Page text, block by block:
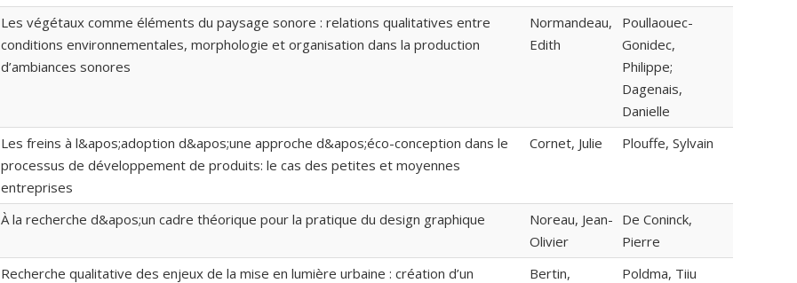
Les végétaux comme éléments du paysage sonore : relations qualitatives entre
conditions environnementales, morphologie et organisation dans la production
d’ambiances sonores
Normandeau,
Edith
Poullaouec-
Gonidec,
Philippe;
Dagenais,
Danielle
Les freins à l&apos;adoption d&apos;une approche d&apos;éco-conception dans le
processus de développement de produits: le cas des petites et moyennes
entreprises
Cornet, Julie Plouffe, Sylvain
À la recherche d&apos;un cadre théorique pour la pratique du design graphique
Noreau, Jean-
Olivier
De Coninck,
Pierre
Recherche qualitative des enjeux de la mise en lumière urbaine : création d’un
Bertin,
Poldma, Tiiu